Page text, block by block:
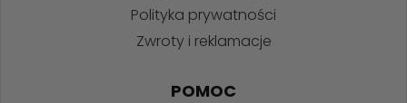
Polityka prywatności
Zwroty i reklamacje
POMOC